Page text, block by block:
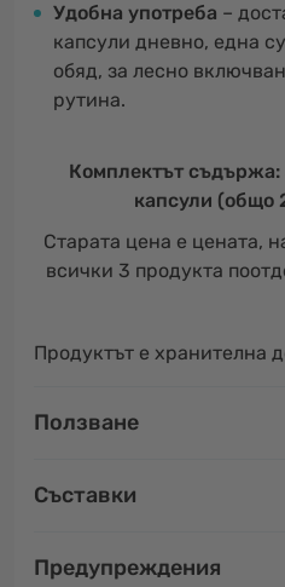
Удобна употреба –
капсули дневно, една
обяд, за лесно
рутина.
Комплектът
капсули (общо
Старата цена е цената,
всички 3 продукта
Продуктът е хранителна
Ползване
Съставки
Предупреждения